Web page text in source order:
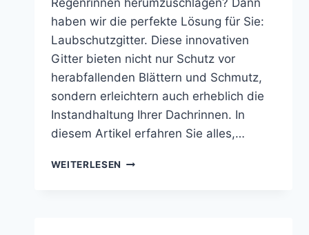
haben wir die perfekte Lösung für Sie:
Laubschutzgitter. Diese innovativen
Gitter bieten nicht nur Schutz vor
herabfallenden Blättern und Schmutz,
sondern erleichtern auch erheblich die
Instandhaltung Ihrer Dachrinnen. In
diesem Artikel erfahren Sie alles,…
WEITERLESEN TOP